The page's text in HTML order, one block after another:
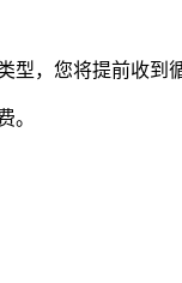
，您将提前收到
。